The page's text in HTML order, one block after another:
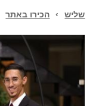
שליש › הכירו באתר